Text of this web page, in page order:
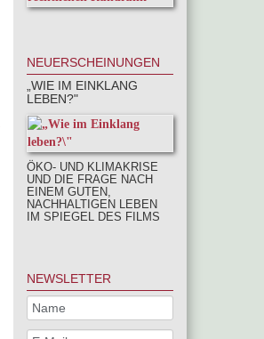
NEUERSCHEINUNGEN
„WIE IM EINKLANG
LEBEN?"
ÖKO- UND KLIMAKRISE
UND DIE FRAGE NACH
EINEM GUTEN,
NACHHALTIGEN LEBEN
IM SPIEGEL DES FILMS
NEWSLETTER